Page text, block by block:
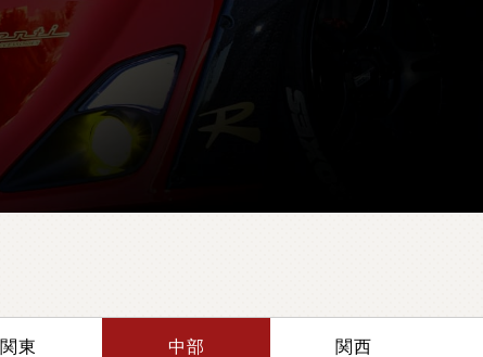
L ブ
O H
その他
イン リア
O ER P
の他 ーツ
ra
JELBO
U G K
中 国
S H KO
四国
KY
関東 中部 関西